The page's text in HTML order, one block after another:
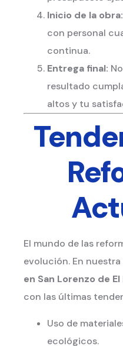
Inicio de la obra:
con personal
continua.
Entrega final:
resultado
altos y tu
El mundo de las
evolución. En nuestra
en San Lorenzo de
con las últimas
Uso de
ecológicos.